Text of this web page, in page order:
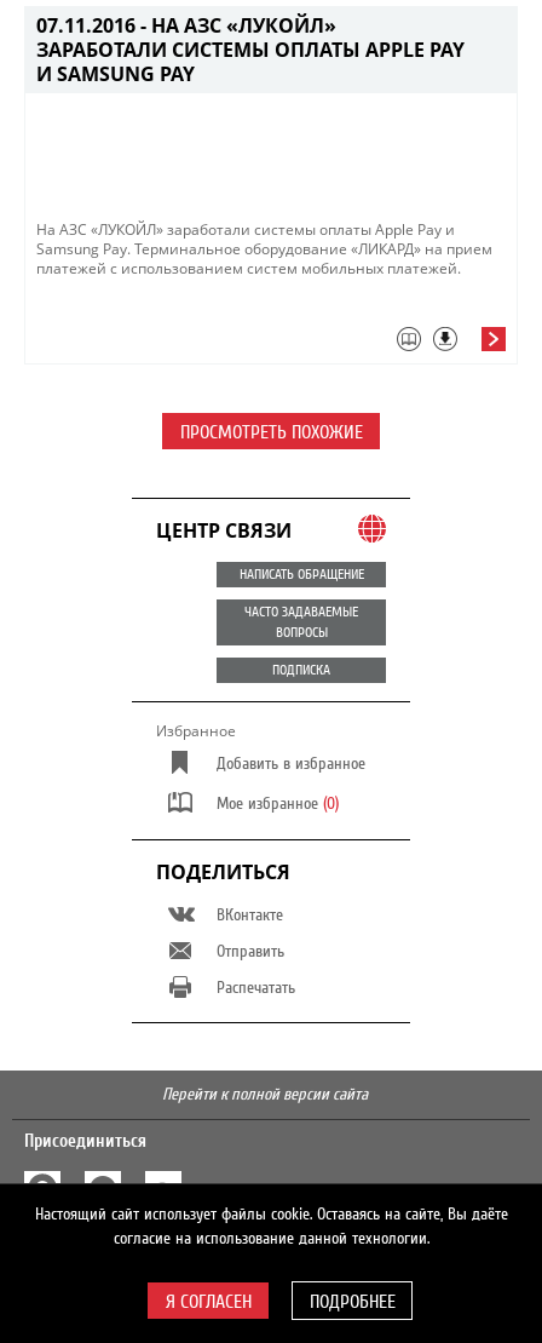
07.11.2016 - НА АЗС «ЛУКОЙЛ»
ЗАРАБОТАЛИ СИСТЕМЫ ОПЛАТЫ APPLE PAY
И SAMSUNG PAY
​​На АЗС «ЛУКОЙЛ» заработали системы оплаты Apple Pay и
Samsung Pay. Терминальное оборудование «ЛИКАРД» на прием
платежей с использованием систем мобильных платежей.
ПРОСМОТРЕТЬ ПОХОЖИЕ
ЦЕНТР СВЯЗИ
НАПИСАТЬ ОБРАЩЕНИЕ
ЧАСТО ЗАДАВАЕМЫЕ
ВОПРОСЫ
ПОДПИСКА
Избранное
Добавить в избранное
Мое избранное (0)
ПОДЕЛИТЬСЯ
ВКонтакте
Отправить
Распечатать
Перейти к полной версии сайта
Присоединиться
Настоящий сайт использует файлы cookie. Оставаясь на сайте, Вы даёте
согласие на использование данной технологии.
ПОДРОБНЕЕ